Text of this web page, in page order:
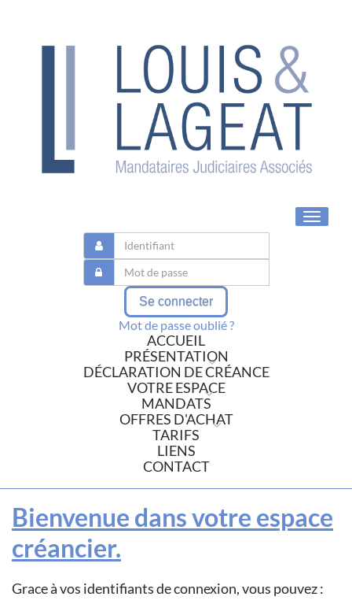
Toggle
Se connecter
Mot de passe oublié ?
ACCUEIL
PRÉSENTATION
DÉCLARATION DE CRÉANCE
VOTRE ESPACE
MANDATS
OFFRES D'ACHAT
TARIFS
LIENS
CONTACT
Bienvenue dans votre espace
créancier.
Grace à vos identifiants de connexion, vous pouvez :